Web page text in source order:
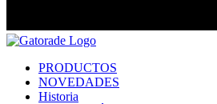
PRODUCTOS
NOVEDADES
Historia